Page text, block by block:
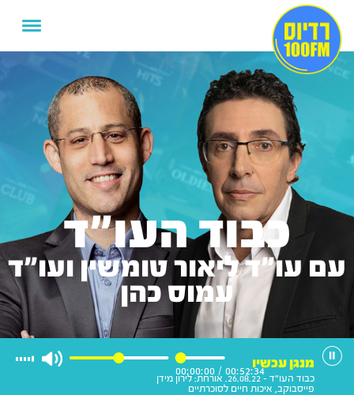
כבוד העו"ד
עם עו"ד ליאור טומשין ועו"ד
עמוס כהן
00:52:34
/
00:00:00
מנגן עכשיו
כבוד העו"ד - 26.08.22. אורחת: לירון מידן
פייסבוקב, איכות חיים לסוכרתיים